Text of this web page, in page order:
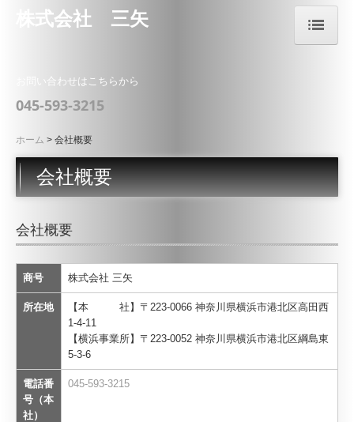
本社紹介
横浜事業所紹介
事業内容
プラント各種総合設備工事
各種製缶・加工
溶接・各種台車ユニット
各種設計技術開発
三矢のいろいろ♪動画・16診断
株式会社 三矢
お問い合わせはこちらから
045-593-3215
ホーム 会社概要
会社概要
会社概要
商号 株式会社 三矢
所在地
【本 社】〒223-0066 神奈川県横浜市港北区高田西
1-4-11
【横浜事業所】〒223-0052 神奈川県横浜市港北区綱島東
5-3-6
電話番
号（本
社）
045-593-3215